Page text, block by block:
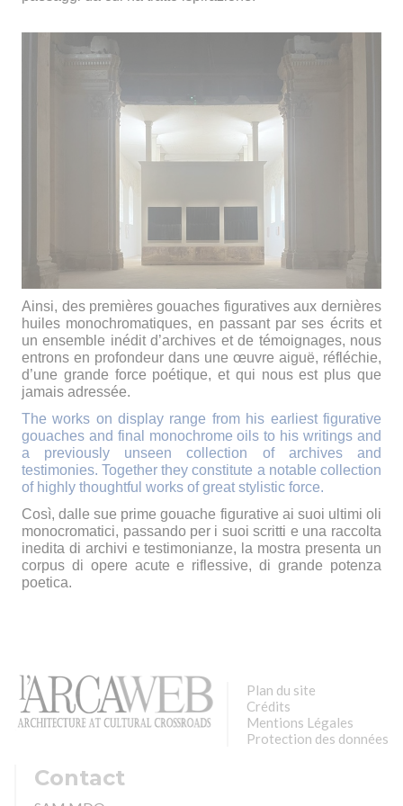
Ainsi, des premières gouaches figuratives aux dernières
huiles monochromatiques, en passant par ses écrits et
un ensemble inédit d’archives et de témoignages, nous
entrons en profondeur dans une œuvre aiguë, réfléchie,
d’une grande force poétique, et qui nous est plus que
jamais adressée.
The works on display range from his earliest figurative
gouaches and final monochrome oils to his writings and
a previously unseen collection of archives and
testimonies. Together they constitute a notable collection
of highly thoughtful works of great stylistic force.
Così, dalle sue prime gouache figurative ai suoi ultimi oli
monocromatici, passando per i suoi scritti e una raccolta
inedita di archivi e testimonianze, la mostra presenta un
corpus di opere acute e riflessive, di grande potenza
poetica.
Plan du site
Crédits
Mentions Légales
Protection des données
Contact